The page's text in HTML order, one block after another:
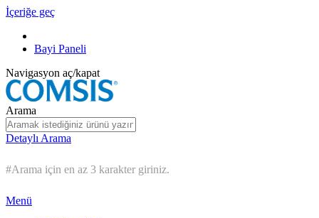
İçeriğe geç
Bayi Paneli
Navigasyon aç/kapat
Arama
Detaylı Arama
#Arama için en az 3 karakter giriniz.
Menü